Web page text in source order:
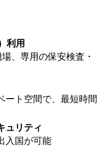
利用
、専用の保安検査・
ート空間で、最短時間
ュリティ
入国が可能